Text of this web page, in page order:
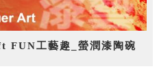
FUN工藝趣_螢潤漆陶碗